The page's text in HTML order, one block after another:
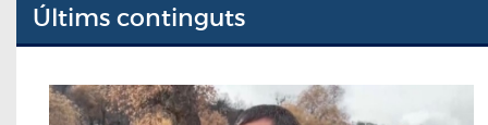
Últims continguts